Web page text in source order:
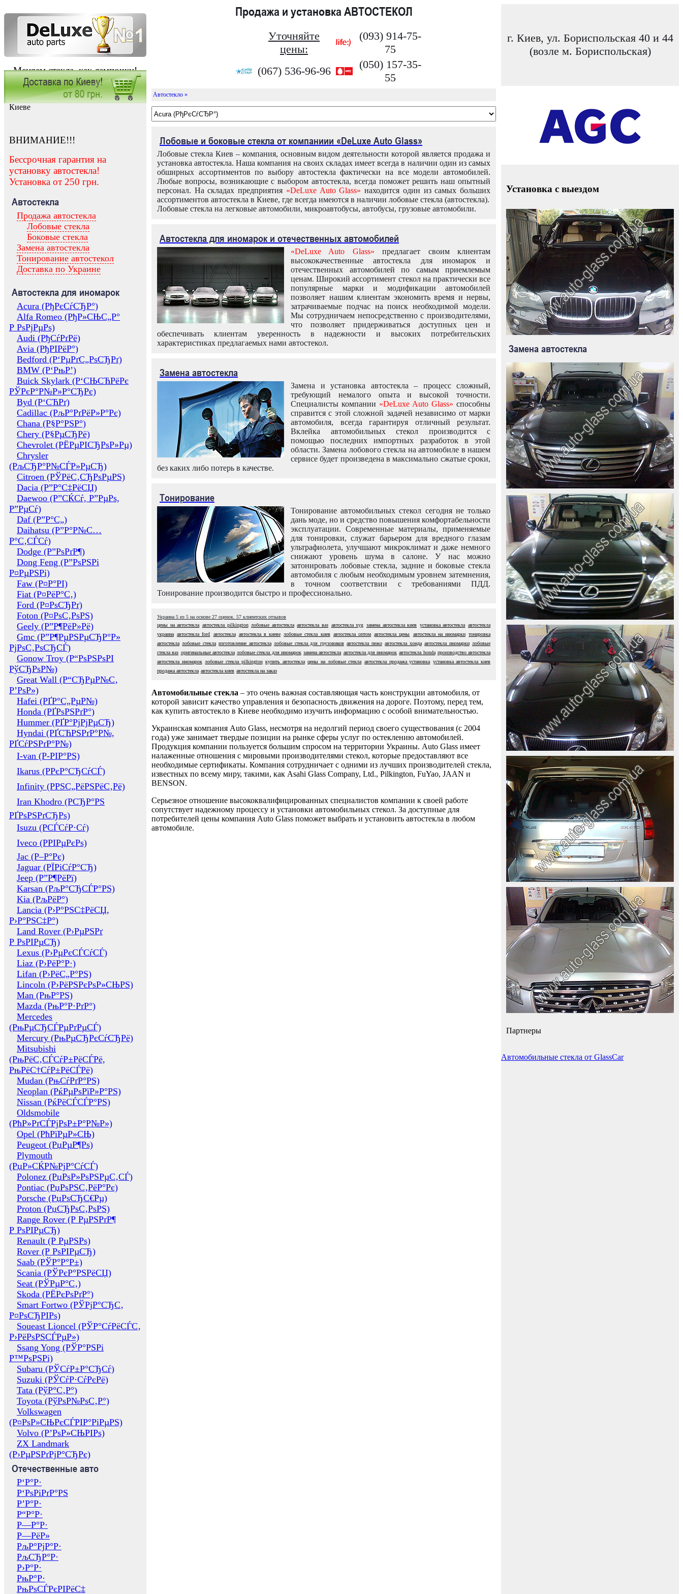
Меняем стекла, как лампочки!
Продажа и установка АВТОСТЕКОЛ
Уточняйте
цены:
(093) 914-75-
75
(067) 536-96-96
(050) 157-35-
55
г. Киев, ул. Бориспольская 40 и 44
(возле м. Бориспольская)
Заказать установку автостекла в
Киеве
ВНИМАНИЕ!!!
Бессрочная гарантия на
установку автостекла!
Установка от 250 грн.
Автостекла
Продажа автостекла
Лобовые стекла
Боковые стекла
Замена автостекла
Тонирование автостекол
Доставка по Украине
Автостекла для иномарок
Acura (РђРєСѓСЂР°)
Alfa Romeo (РђР»СЊС„Р°
Р РѕРјРµРѕ)
Audi (РђСѓРґРё)
Avia (РђРІРёР°)
Bedford (Р‘РµРґС„РѕСЂРґ)
BMW (Р‘РњР’)
Buick Skylark (Р‘СЊСЋРёРє
РЎРєР°Р№Р»Р°СЂРє)
Byd (Р‘СЋРґ)
Cadillac (РљР°РґРёР»Р°Рє)
Chana (Р§Р°РЅР°)
Chery (Р§РµСЂРё)
Chevrolet (РЁРµРІСЂРѕР»Рµ)
Chrysler
(РљСЂР°Р№СЃР»РµСЂ)
Citroen (РЎРёС‚СЂРѕРµРЅ)
Dacia (Р”Р°С‡РёСЏ)
Daewoo (Р”СЌСѓ, Р”РµРѕ,
Р”РµСѓ)
Daf (Р”Р°С„)
Daihatsu (Р”Р°Р№С…
Р°С‚СЃСѓ)
Dodge (Р”РѕРґР¶)
Dong Feng (Р”РѕРЅРі
Р¤РµРЅРі)
Faw (Р¤Р°РІ)
Fiat (Р¤РёР°С‚)
Ford (Р¤РѕСЂРґ)
Foton (Р¤РѕС‚РѕРЅ)
Geely (Р”Р¶РёР»Рё)
Gmc (Р”Р¶РµРЅРµСЂР°Р»
РјРѕС‚РѕСЂСЃ)
Gonow Troy (Р“РѕРЅРѕРІ
РўСЂРѕР№)
Great Wall (Р“СЂРµР№С‚
Р’РѕР»)
Hafei (РҐР°С„РµР№)
Honda (РҐРѕРЅРґР°)
Hummer (РҐР°РјРјРµСЂ)
Hyndai (РҐСЋРЅРґР°Р№,
РҐСѓРЅРґР°Р№)
I-van (Р-РІР°РЅ)
Ikarus (РРєР°СЂСѓСЃ)
Infinity (РРЅС„РёРЅРёС‚Рё)
Iran Khodro (РСЂР°РЅ
РҐРѕРЅРґСЂРѕ)
Isuzu (РСЃСѓР·Сѓ)
Iveco (РРІРµРєРѕ)
Jac (Р–Р°Рє)
Jaguar (РЇРіСѓР°СЂ)
Jeep (Р”Р¶РёРї)
Karsan (РљР°СЂСЃР°РЅ)
Kia (РљРёР°)
Lancia (Р›Р°РЅС‡РёСЏ,
Р›Р°РЅС‡Р°)
Land Rover (Р›РµРЅРґ
Р РѕРІРµСЂ)
Lexus (Р›РµРєСЃСѓСЃ)
Liaz (Р›РёР°Р·)
Lifan (Р›РёС„Р°РЅ)
Lincoln (Р›РёРЅРєРѕР»СЊРЅ)
Man (РњР°РЅ)
Mazda (РњР°Р·РґР°)
Mercedes
(РњРµСЂСЃРµРґРµСЃ)
Mercury (РњРµСЂРєСѓСЂРё)
Mitsubishi
(РњРёС‚СЃСѓР±РёСЃРё,
РњРёС†СѓР±РёСЃРё)
Mudan (РњСѓРґР°РЅ)
Neoplan (РќРµРѕРїР»Р°РЅ)
Nissan (РќРёСЃСЃР°РЅ)
Oldsmobile
(РћР»РґСЃРјРѕР±Р°Р№Р»)
Opel (РћРїРµР»СЊ)
Peugeot (РџРµР¶Рѕ)
Plymouth
(РџР»СЌР№РјР°СѓСЃ)
Polonez (РџРѕР»РѕРЅРµС‚СЃ)
Pontiac (РџРѕРЅС‚РёР°Рє)
Porsche (РџРѕСЂС€Рµ)
Proton (РџСЂРѕС‚РѕРЅ)
Range Rover (Р РµРЅРґР¶
Р РѕРІРµСЂ)
Renault (Р РµРЅРѕ)
Rover (Р РѕРІРµСЂ)
Saab (РЎР°Р°Р±)
Scania (РЎРєР°РЅРёСЏ)
Seat (РЎРµР°С‚)
Skoda (РЁРєРѕРґР°)
Smart Fortwo (РЎРјР°СЂС‚
Р¤РѕСЂРІРѕ)
Soueast Lioncel (РЎР°СѓРёСЃС‚
Р›РёРѕРЅСЃРµР»)
Ssang Yong (РЎР°РЅРі
Р™РѕРЅРі)
Subaru (РЎСѓР±Р°СЂСѓ)
Suzuki (РЎСѓР·СѓРєРё)
Tata (РўР°С‚Р°)
Toyota (РўРѕР№РѕС‚Р°)
Volkswagen
(Р¤РѕР»СЊРєСЃРІР°РіРµРЅ)
Volvo (Р’РѕР»СЊРІРѕ)
ZX Landmark
(Р›РµРЅРґРјР°СЂРє)
Отечественные авто
Р‘Р°Р·
Р‘РѕРіРґР°РЅ
Р’Р°Р·
Р“Р°Р·
Р—Р°Р·
Р—РёР»
РљР°РјР°Р·
РљСЂР°Р·
Р›Р°Р·
РњР°Р·
РњРѕСЃРєРІРёС‡
Автостекло »
Лобовые и боковые стекла от компаниии «DeLuxe Auto Glass»
Лобовые стекла Киев – компания, основным видом деятельности которой является продажа и
установка автостекла. Наша компания на своих складах имеет всегда в наличии один из самых
обширных ассортиментов по выбору автостекла фактически на все модели автомобилей.
Любые вопросы, возникающие с выбором автостекла, всегда поможет решить наш опытный
персонал. На складах предприятия «DeLuxe Auto Glass» находится один из самых больших
ассортиментов автостекла в Киеве, где всегда имеются в наличии лобовые стекла (автостекла).
Лобовые стекла на легковые автомобили, микроавтобусы, автобусы, грузовые автомобили.
Автостекла для иномарок и отечественных автомобилей
«DeLuxe Auto Glass» предлагает своим клиентам
высококачественные автостекла для иномарок и
отечественных автомобилей по самым приемлемым
ценам. Широкий ассортимент стекол на практически все
популярные марки и модификации автомобилей
позволяет нашим клиентам экономить время и нервы,
затрачиваемые подчас на поиск необходимой модели.
Мы сотрудничаем непосредственно с производителями,
что позволяет придерживаться доступных цен и
обеспечивать клиентам уверенность в надежности и высоких потребительских
характеристиках предлагаемых нами автостекол.
Замена автостекла
Замена и установка автостекла – процесс сложный,
требующий немалого опыта и высокой точности.
Специалисты компании «DeLuxe Auto Glass» способны
справится с этой сложной задачей независимо от марки
автомобиля, всегда гарантируя отличный результат.
Вклейка автомобильных стекол производится с
помощью последних импортных разработок в этой
области. Замена лобового стекла на автомобиле в нашем
сервисе будет произведена в максимально сжатые сроки,
без каких либо потерь в качестве.
Тонирование
Тонирование автомобильных стекол сегодня не только
дань моде, но и средство повышения комфортабельности
эксплуатации. Современные материалы, применяемые
для тонировки, служат барьером для вредного глазам
ультрафиолета, улучшают микроклимат и даже немного
снижают уровень шума в салоне. У нас можно
затонировать лобовые стекла, задние и боковые стекла
автомобиля с любым необходимым уровнем затемнения,
в точном соответствии с требованиями ПДД.
Тонирование производится быстро и профессионально.
Украина 5 из 5 на основе 27 оценок. 57 клиентских отзывов
цены на автостекла автостекла pilkington лобовые автостекла автостекла ваз автостекла xyg замена автостекла киев установка автостекла автостекла
украина автостекла ford автостекла автостекла в киеве лобовые стекла киев автостекла оптом автостекла цены автостекла на иномарки тонировка
автостекла лобовые стекла изготовление автостекла лобовые стекла для грузовиков автостекла пежо автостекла хонда автостекла иномарки лобовые
стекла ваз оригинальные автостекла лобовые стекла для иномарок замена автостекла автостекла для иномарок автостекла honda производство автостекла
автостекла иномарок лобовые стекла pilkington купить автостекла цены на лобовые стекла автостекла продажа установка установка автостекла киев
продажа автостекла автостекла киев автостекла на заказ
Автомобильные стекла – это очень важная составляющая часть конструкции автомобиля, от
которой зависит качество управления и безопасность движения на дороге. Поэтому, перед тем,
как купить автостекло в Киеве необходимо изучить информацию с особой внимательностью.
Украинская компания Auto Glass, несмотря на недолгий период своего существования (с 2004
года) уже занимает твердые позиции на рынке сферы услуг по остеклению автомобилей.
Продукция компании пользуется большим спросом на территории Украины. Auto Glass имеет
налаженные отношения с мировыми производителями стекол, которые предоставляют все
необходимые сертификаты. Компания сотрудничает с одними из лучших производителей стекла,
известных по всему миру, такими, как Asahi Glass Company, Ltd., Pilkington, FuYao, JAAN и
BENSON.
Серьезное отношение высококвалифицированных специалистов компании к своей работе
сопутствует надежному процессу и установки автомобильных стекол. За доступные для
потребителей цены компания Auto Glass поможет выбрать и установить автостекла в любом
автомобиле.
Установка с выездом
Замена автостекла
Партнеры
Автомобильные стекла от GlassCar